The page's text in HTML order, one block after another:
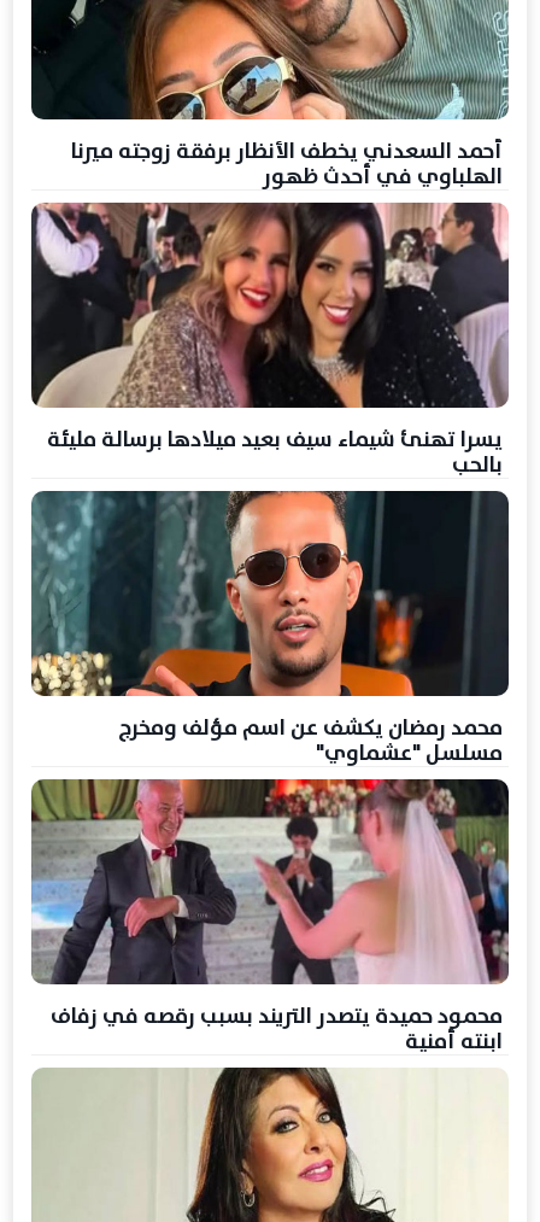
أحمد السعدني يخطف الأنظار برفقة زوجته ميرنا
الهلباوي في أحدث ظهور
يسرا تهنئ شيماء سيف بعيد ميلادها برسالة مليئة
بالحب
محمد رمضان يكشف عن اسم مؤلف ومخرج
مسلسل "عشماوي"
محمود حميدة يتصدر التريند بسبب رقصه في زفاف
ابنته أمنية